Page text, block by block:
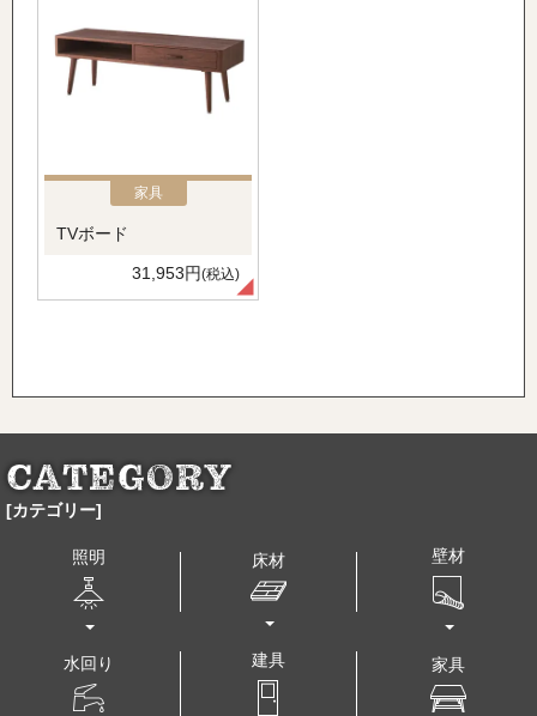
家具
TVボード
31,953円(税込)
[カテゴリー]
照明 床材 壁材
水回り 建具 家具